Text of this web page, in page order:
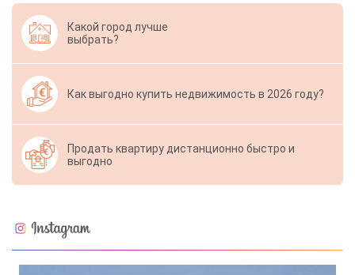
Какой город лучше
выбрать?
Как выгодно купить недвижимость в 2026 году?
Продать квартиру дистанционно быстро и
выгодно